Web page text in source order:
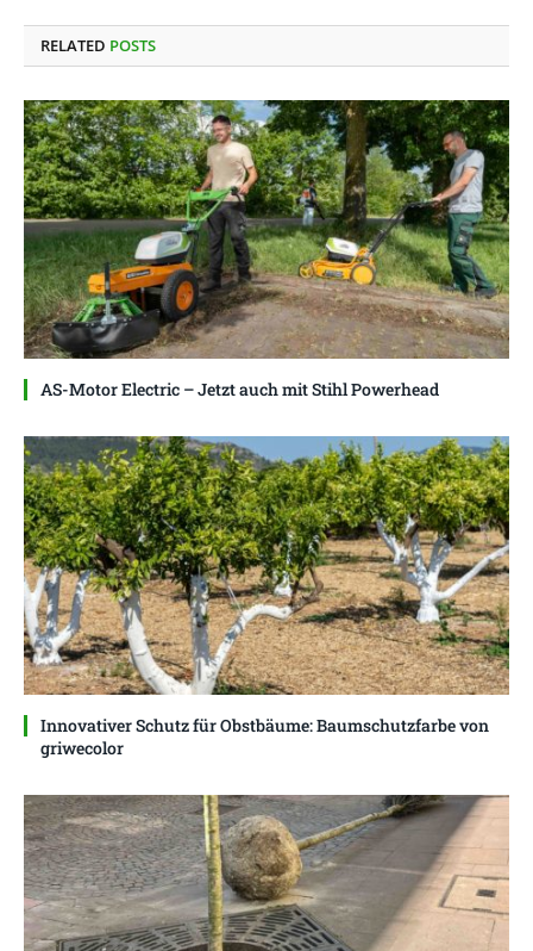
RELATED POSTS
AS-Motor Electric – Jetzt auch mit Stihl Powerhead
Innovativer Schutz für Obstbäume: Baumschutzfarbe von
griwecolor